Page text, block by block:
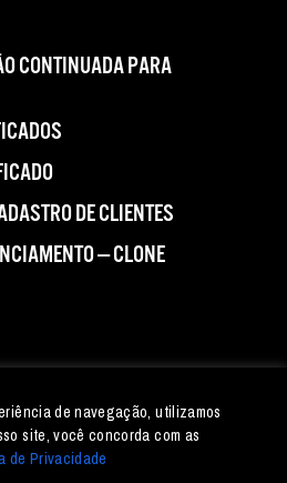
de navegação, utilizamos
site, você concorda com as
de Privacidade
CONTINUADA PARA
DE CLIENTES
— CLONE